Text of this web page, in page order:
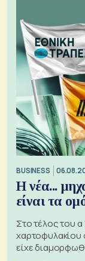
BUSINESS
Η νέα...
είναι τα
Στο τέλος του
χαρτοφυλακίου
είχε